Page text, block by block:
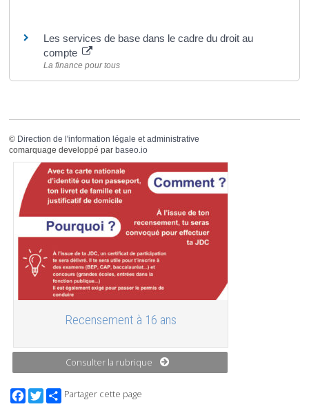
Les services de base dans le cadre du droit au
compte
La finance pour tous
© Direction de l'information légale et administrative
comarquage developpé par baseo.io
Recensement à 16 ans
Consulter la rubrique
FacebookTwitterPartager cette page